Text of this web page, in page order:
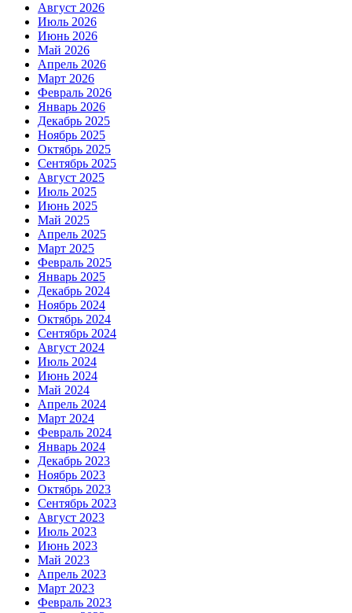
Август 2026
Июль 2026
Июнь 2026
Май 2026
Апрель 2026
Март 2026
Февраль 2026
Январь 2026
Декабрь 2025
Ноябрь 2025
Октябрь 2025
Сентябрь 2025
Август 2025
Июль 2025
Июнь 2025
Май 2025
Апрель 2025
Март 2025
Февраль 2025
Январь 2025
Декабрь 2024
Ноябрь 2024
Октябрь 2024
Сентябрь 2024
Август 2024
Июль 2024
Июнь 2024
Май 2024
Апрель 2024
Март 2024
Февраль 2024
Январь 2024
Декабрь 2023
Ноябрь 2023
Октябрь 2023
Сентябрь 2023
Август 2023
Июль 2023
Июнь 2023
Май 2023
Апрель 2023
Март 2023
Февраль 2023